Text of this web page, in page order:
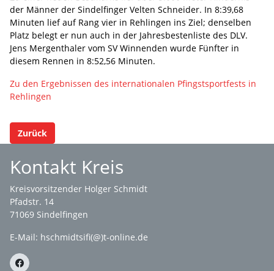
der Männer der Sindelfinger Velten Schneider. In 8:39,68
Minuten lief auf Rang vier in Rehlingen ins Ziel; denselben
Platz belegt er nun auch in der Jahresbestenliste des DLV.
Jens Mergenthaler vom SV Winnenden wurde Fünfter in
diesem Rennen in 8:52,56 Minuten.
Zu den Ergebnissen des internationalen Pfingstsportfests in
Rehlingen
Zurück
Kontakt Kreis
Kreisvorsitzender Holger Schmidt
Pfadstr. 14
71069 Sindelfingen
E-Mail: hschmidtsifi(@)t-online.de